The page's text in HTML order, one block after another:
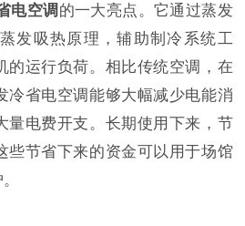
电空调 的一大亮点。它通过蒸发
发吸热原理，辅助制冷系统工
的运行负荷。相比传统空调，在
冷省电空调能够大幅减少电能消
量电费开支。长期使用下来，节
些节省下来的资金可以用于场馆